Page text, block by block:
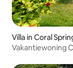
Villa in Coral
Vakantiewoning